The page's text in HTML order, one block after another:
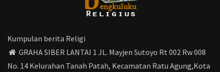
Kumpulan berita Religi
GRAHA SIBER LANTAI 1 JL. Mayjen Sutoyo Rt 002 Rw 008
No. 14 Kelurahan Tanah Patah, Kecamatan Ratu Agung,Kota